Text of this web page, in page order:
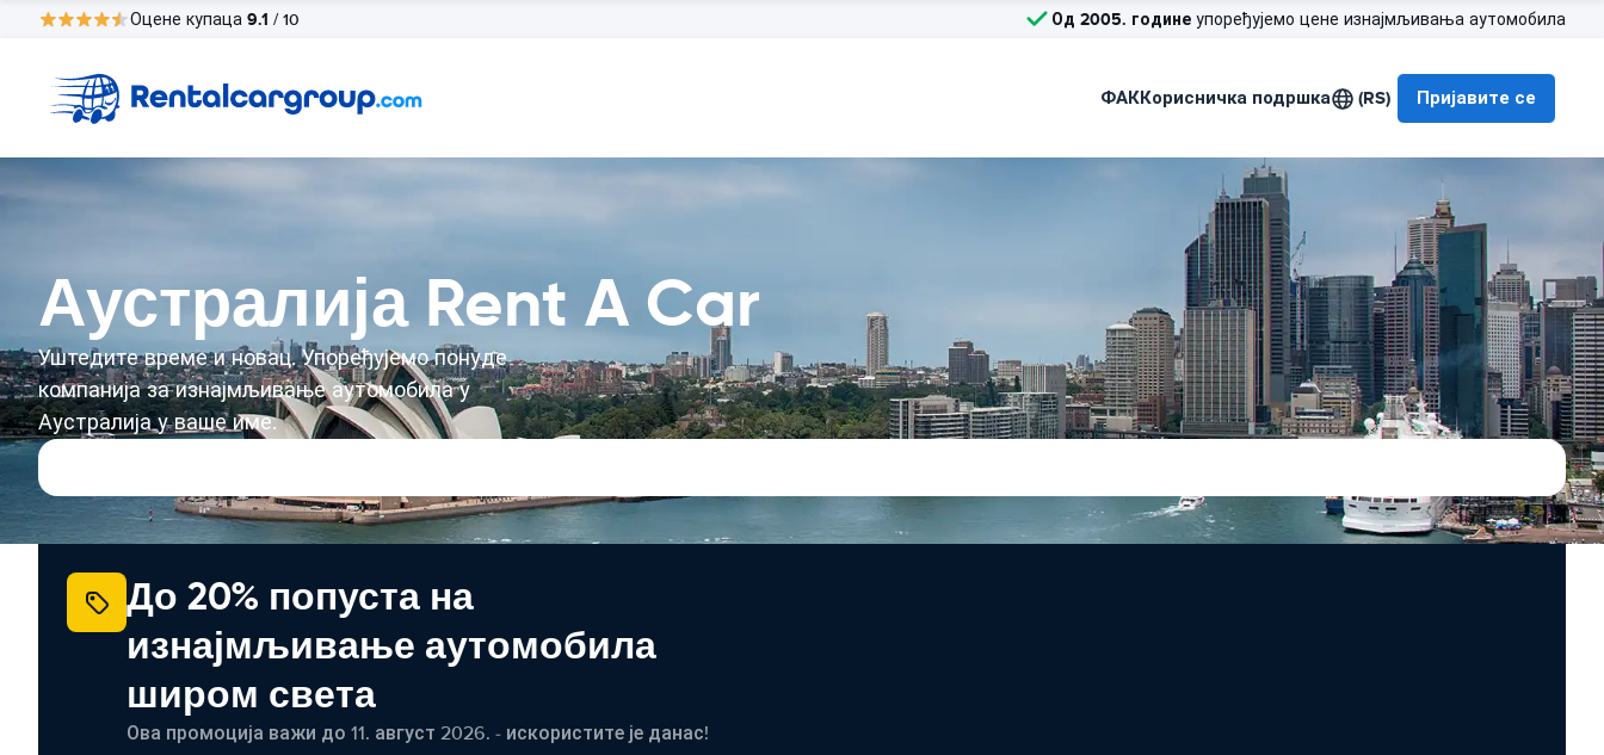
Оцене купаца 9.1 / 10 Од 2005. године упоређујемо цене изнајмљивања аутомобила
ФАККорисничка подршка (RS) Пријавите се
Аустралија Rent A Car
Уштедите време и новац. Упоређујемо понуде
компанија за изнајмљивање аутомобила у
Аустралија у ваше име.
До 20% попуста на
изнајмљивање аутомобила
широм света
Ова промоција важи до 11. август 2026. - искористите је данас!